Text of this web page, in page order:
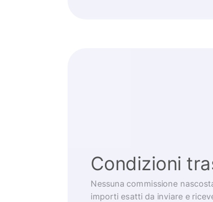
Condizioni
Nessuna commissione
importi esatti da inviare e